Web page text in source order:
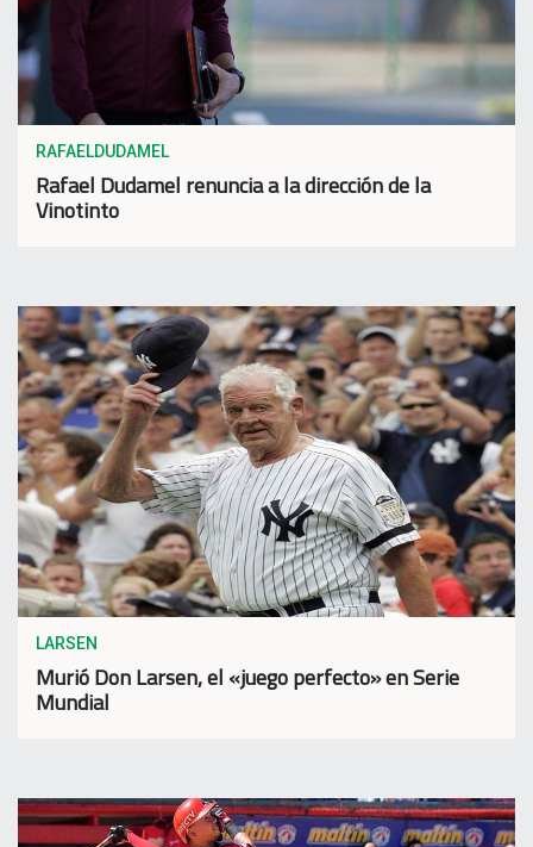
RAFAELDUDAMEL
Rafael Dudamel renuncia a la dirección de la
Vinotinto
LARSEN
Murió Don Larsen, el «juego perfecto» en Serie
Mundial